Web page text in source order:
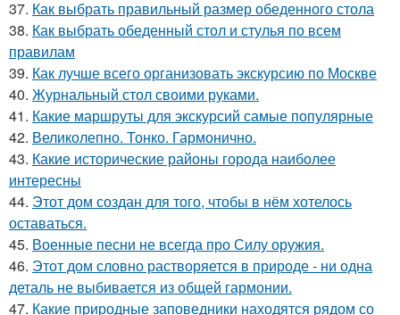
37. Как выбрать правильный размер обеденного стола
38. Как выбрать обеденный стол и стулья по всем
правилам
39. Как лучше всего организовать экскурсию по Москве
40. Журнальный стол своими руками.
41. Какие маршруты для экскурсий самые популярные
42. Великолепно. Тонко. Гармонично.
43. Какие исторические районы города наиболее
интересны
44. Этот дом создан для того, чтобы в нём хотелось
оставаться.
45. Военные песни не всегда про Силу оружия.
46. Этот дом словно растворяется в природе - ни одна
деталь не выбивается из общей гармонии.
47. Какие природные заповедники находятся рядом со